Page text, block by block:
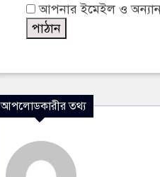
আপনার ইমেইল ও
আপলোডকারীর তথ্য